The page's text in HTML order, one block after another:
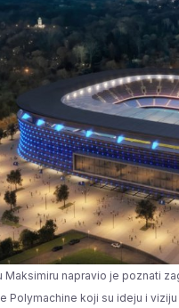
Maksimiru napravio je poznati
Polymachine koji su ideju i